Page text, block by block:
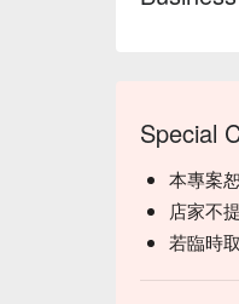
Special
本專案
店家不
若臨時